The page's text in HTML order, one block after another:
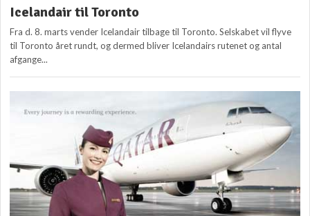
Icelandair til Toronto
Fra d. 8. marts vender Icelandair tilbage til Toronto. Selskabet vil flyve
til Toronto året rundt, og dermed bliver Icelandairs rutenet og antal
afgange...